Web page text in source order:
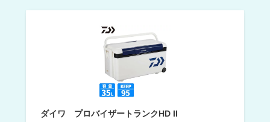
ダイワ プロバイザートランクHD II